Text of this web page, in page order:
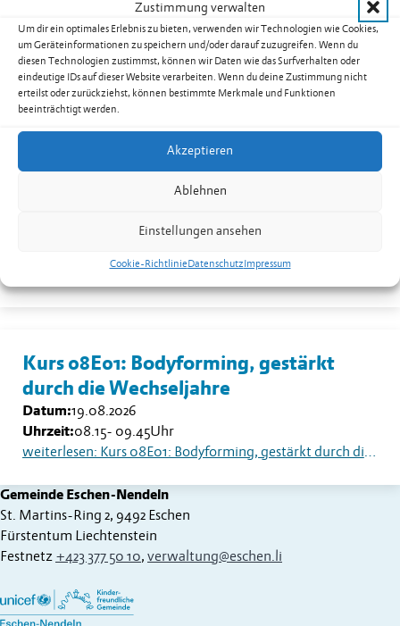
Zustimmung verwalten
Um dir ein optimales Erlebnis zu bieten, verwenden wir Technologien wie Cookies,
um Geräteinformationen zu speichern und/oder darauf zuzugreifen. Wenn du
diesen Technologien zustimmst, können wir Daten wie das Surfverhalten oder
eindeutige IDs auf dieser Website verarbeiten. Wenn du deine Zustimmung nicht
erteilst oder zurückziehst, können bestimmte Merkmale und Funktionen
beeinträchtigt werden.
Akzeptieren
Ablehnen
Einstellungen ansehen
Cookie-RichtlinieDatenschutzImpressum
Kurs 08B02: Yoga für Männer in
Nendeln
Datum:17.08.2026
Uhrzeit:19.30-20.30Uhr
weiterlesen: Kurs 08B02: Yoga für Männer in Nendeln
Seniorentreff Eschen-Nendeln:
Kurs 08E01: Bodyforming, gestärkt
durch die Wechseljahre
Datum:19.08.2026
Uhrzeit:08.15- 09.45Uhr
weiterlesen: Kurs 08E01: Bodyforming, gestärkt durch die Wechseljahre
Gemeinde Eschen-Nendeln
St. Martins-Ring 2, 9492 Eschen
Fürstentum Liechtenstein
Festnetz +423 377 50 10, verwaltung@eschen.li